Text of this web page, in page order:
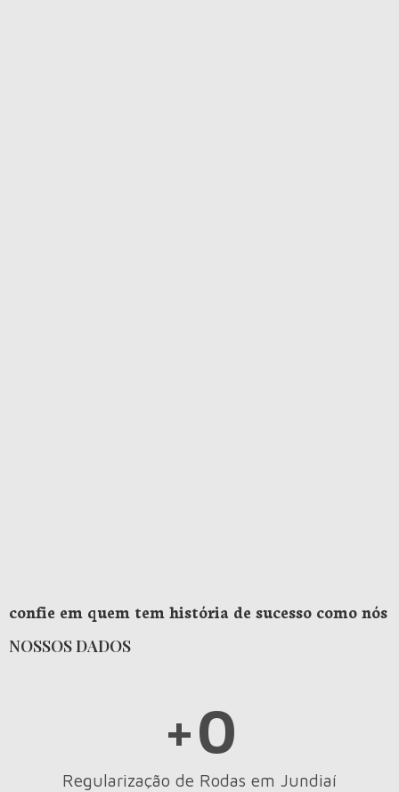
confie em quem tem história de sucesso como nós
NOSSOS DADOS
Regularização de Rodas em Jundiaí
+0